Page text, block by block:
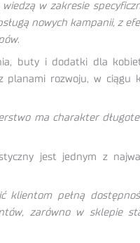
w zakresie
nowych kampanii, z
.
buty i dodatki dla
planami rozwoju, w ciągu
ma charakter
jest jednym z
klientom pełną
zarówno w sklepie